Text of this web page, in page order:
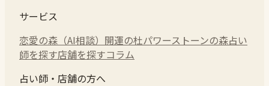
サービス
恋愛の森（AI相談） 開運の杜パワーストーンの森占い
師を探す店舗を探すコラム
占い師・店舗の方へ